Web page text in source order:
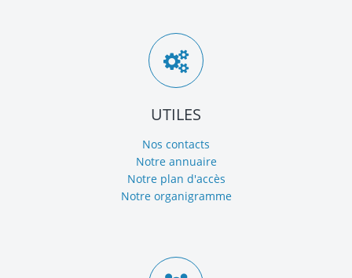
UTILES
Nos contacts
Notre annuaire
Notre plan d'accès
Notre organigramme